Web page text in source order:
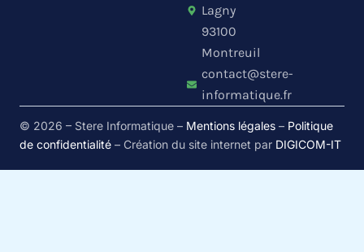
Lagny
93100
Montreuil
contact@stere-
informatique.fr
© 2026 – Stere Informatique – Mentions légales – Politique
de confidentialité – Création du site internet par DIGICOM-IT